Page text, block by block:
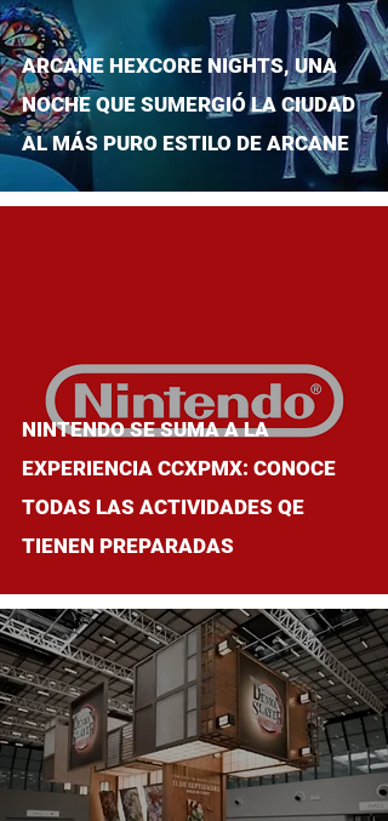
ARCANE HEXCORE NIGHTS, UNA
NOCHE QUE SUMERGIÓ LA CIUDAD
AL MÁS PURO ESTILO DE ARCANE
NINTENDO SE SUMA A LA
EXPERIENCIA CCXPMX: CONOCE
TODAS LAS ACTIVIDADES QE
TIENEN PREPARADAS